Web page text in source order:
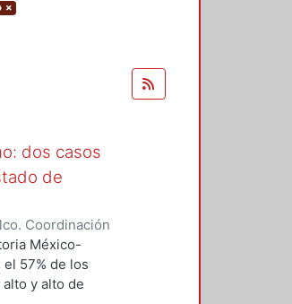
×
dos casos
de
Coordinación
México-
57% de los
y alto de